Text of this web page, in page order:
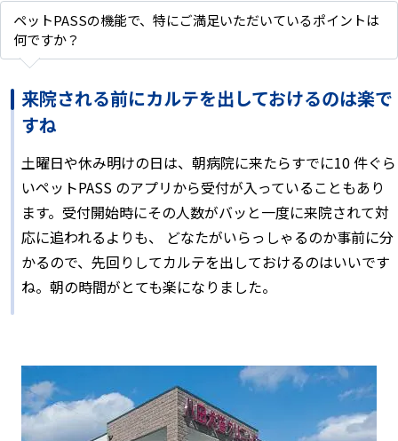
ペットPASSの機能で、特にご満足いただいているポイントは
何ですか？
来院される前にカルテを出しておけるのは楽で
すね
土曜日や休み明けの日は、朝病院に来たらすでに10 件ぐら
いペットPASS のアプリから受付が入っていることもあり
ます。受付開始時にその人数がバッと一度に来院されて対
応に追われるよりも、 どなたがいらっしゃるのか事前に分
かるので、先回りしてカルテを出しておけるのはいいです
ね。朝の時間がとても楽になりました。